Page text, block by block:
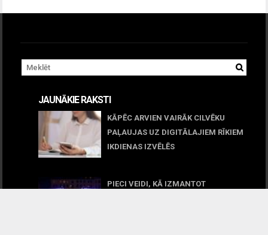
JAUNĀKIE RAKSTI
KĀPĒC ARVIEN VAIRĀK CILVĒKU
PAĻAUJAS UZ DIGITĀLAJIEM RĪKIEM
IKDIENAS IZVĒLĒS
PIECI VEIDI, KĀ IZMANTOT